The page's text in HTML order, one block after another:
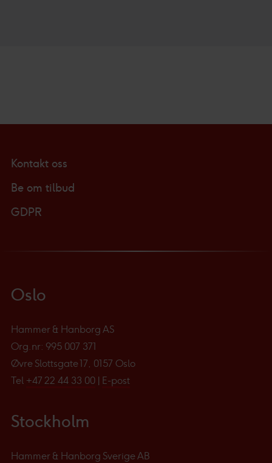
Kontakt oss
Be om tilbud
GDPR
Oslo
Hammer & Hanborg AS
Org.nr: 995 007 371
Øvre Slottsgate 17, 0157 Oslo
Tel +47 22 44 33 00 E-post
Stockholm
Hammer & Hanborg Sverige AB